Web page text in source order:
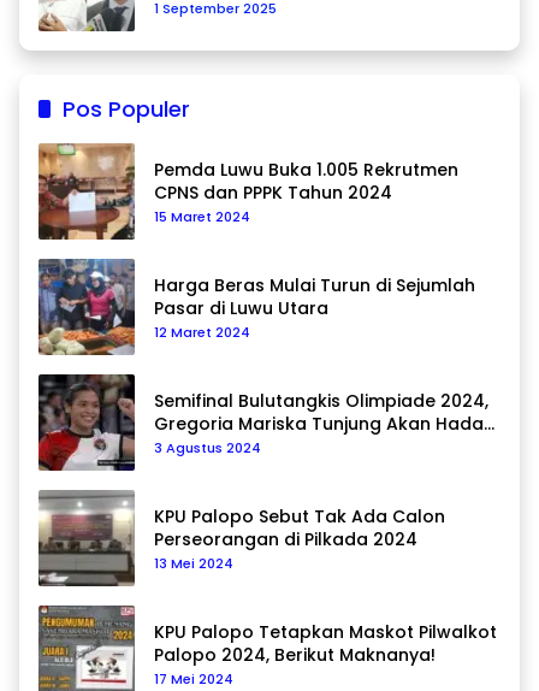
1 September 2025
Pos Populer
Pemda Luwu Buka 1.005 Rekrutmen
CPNS dan PPPK Tahun 2024
15 Maret 2024
Harga Beras Mulai Turun di Sejumlah
Pasar di Luwu Utara
12 Maret 2024
Semifinal Bulutangkis Olimpiade 2024,
Gregoria Mariska Tunjung Akan Hadapi
Pemain Asal Korea Selatan
3 Agustus 2024
KPU Palopo Sebut Tak Ada Calon
Perseorangan di Pilkada 2024
13 Mei 2024
KPU Palopo Tetapkan Maskot Pilwalkot
Palopo 2024, Berikut Maknanya!
17 Mei 2024